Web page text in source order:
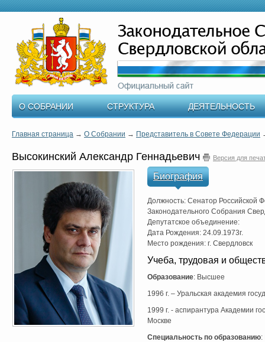
О СОБРАНИИ СТРУКТУРА ДЕЯТЕЛЬНОСТЬ
Главная страница → О Собрании → Представитель в Совете Федерации
Высокинский Александр Геннадьевич Версия для
Биография
Должность: Сенатор Российской
Законодательного Собрания
Депутатское объединение:
Дата Рождения: 24.09.1973г.
Место рождения: г. Свердловск
Учеба, трудовая и
Образование: Высшее
1996 г. – Уральская академия
1999 г. - аспирантура Академии
Москве
Специальность по образованию: